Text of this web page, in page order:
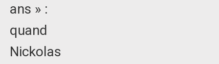
ans » :
quand
Nickolas